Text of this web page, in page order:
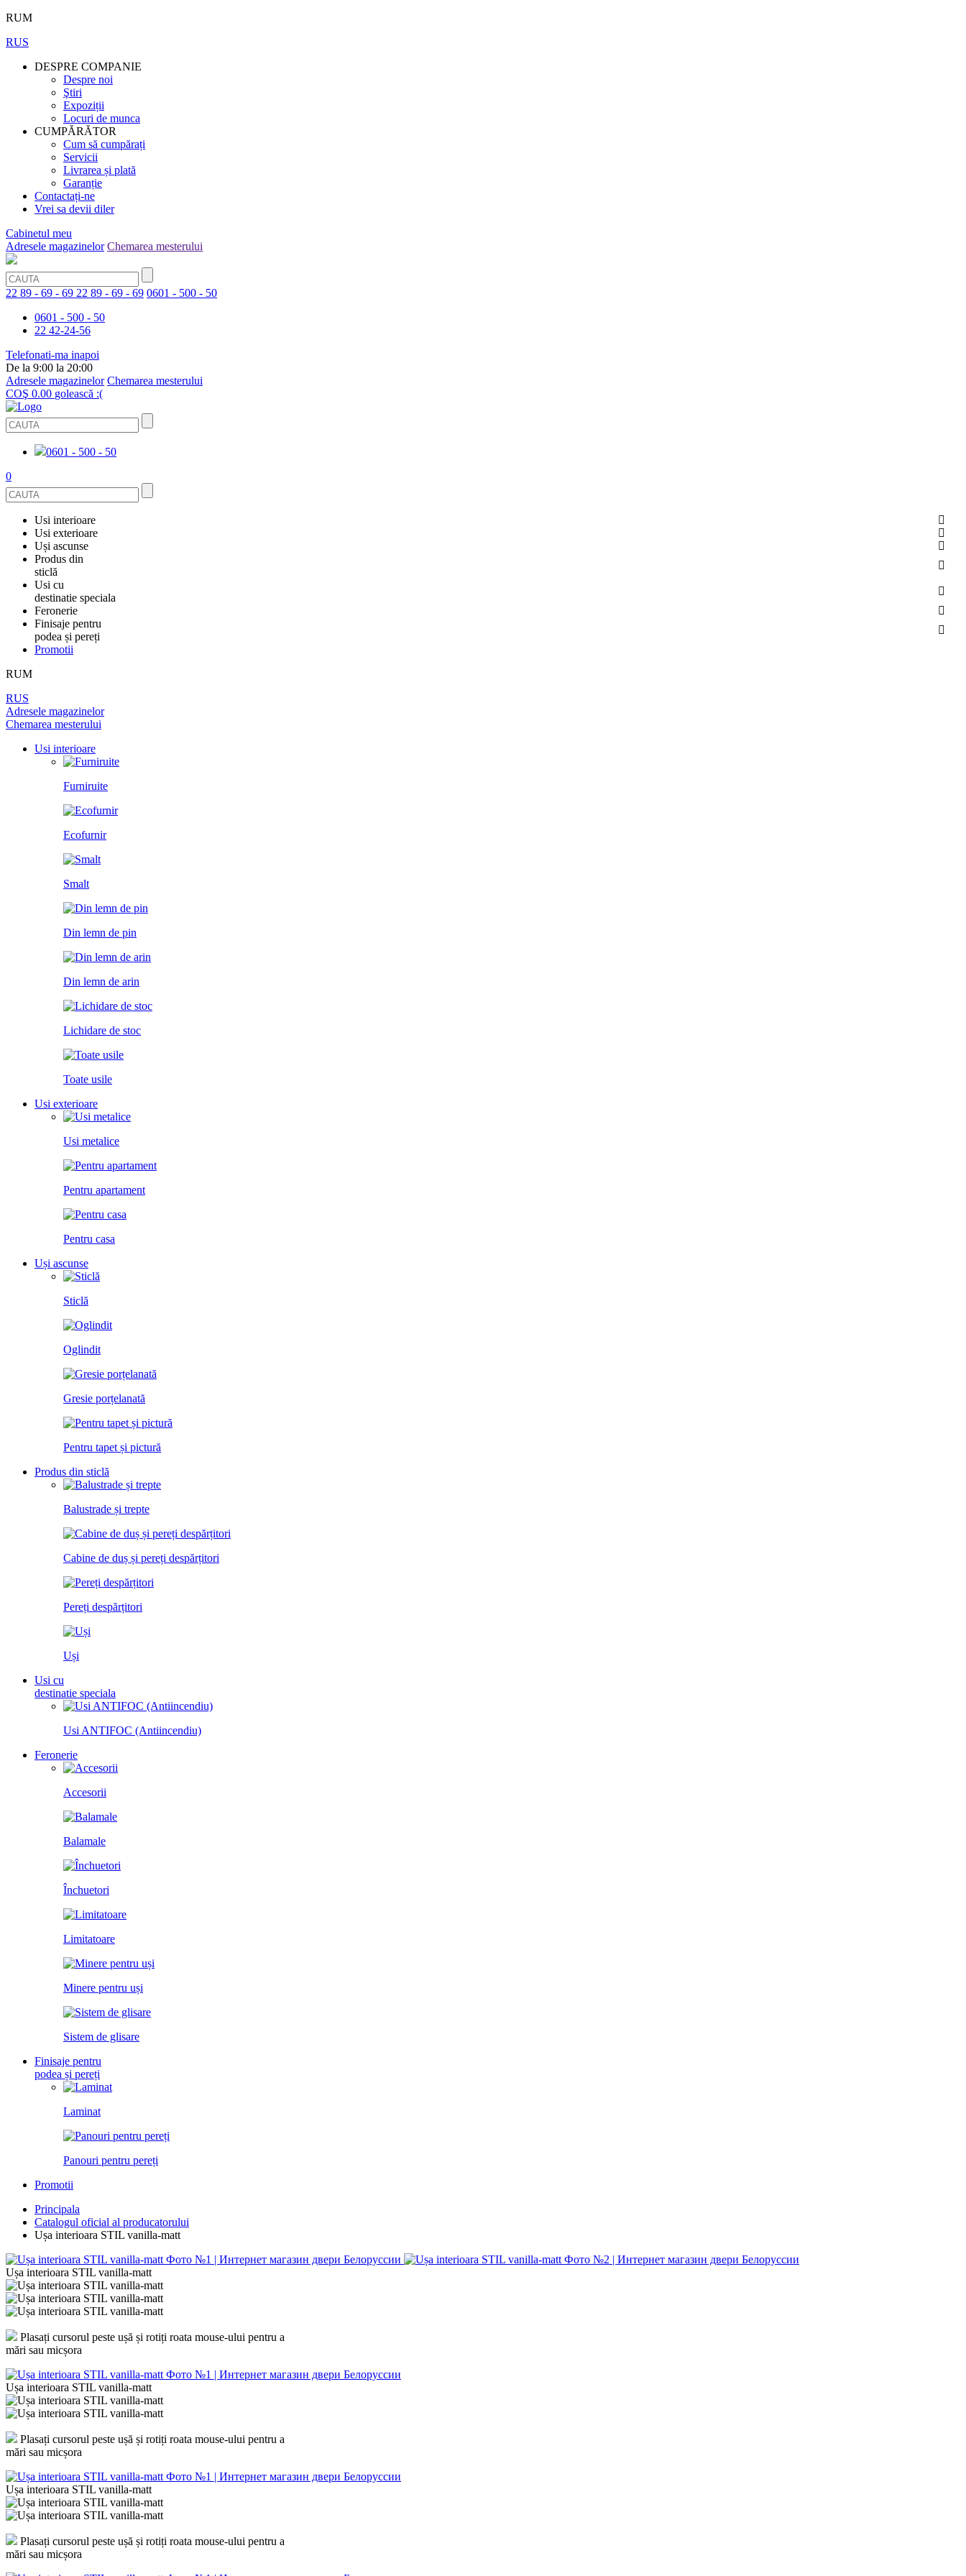
RUM
RUS
DESPRE COMPANIE
Despre noi
Ştiri
Expoziții
Locuri de munca
CUMPĂRĂTOR
Cum să cumpărați
Servicii
Livrarea și plată
Garanție
Contactați-ne
Vrei sa devii diler
Cabinetul meu
Adresele magazinelor Chemarea mesterului
22 89 - 69 - 69 22 89 - 69 - 69 0601 - 500 - 50
0601 - 500 - 50
22 42-24-56
Telefonati-ma inapoi
De la 9:00 la 20:00
Adresele magazinelor Chemarea mesterului
COŞ 0.00 golească :(
0601 - 500 - 50
0
Usi interioare
FURNIRUITE
SMALT
DIN LEMN DE PIN
LICHIDARE DE STOC
TOATE USILE
Usi exterioare
USI METALICE
PENTRU APARTAMENT
PENTRU CASA
Uși ascunse
OGLINDIT
GRESIE PORȚELANATĂ
Produs din
sticlă
BALUSTRADE ȘI TREPTE
CABINE DE DUȘ ȘI PEREȚI DESPĂRȚITORI
Usi cu
destinatie speciala
USI ANTIFOC (ANTIINCENDIU)
Feronerie
ACCESORII
MINERE PENTRU UȘI
SISTEM DE GLISARE
Finisaje pentru
podea și pereți
Promotii
RUM
RUS
Adresele magazinelor
Chemarea mesterului
Usi interioare
Furniruite
Ecofurnir
Smalt
Din lemn de pin
Din lemn de arin
Lichidare de stoc
Toate usile
Usi exterioare
Usi metalice
Pentru apartament
Pentru casa
Uși ascunse
Sticlă
Oglindit
Gresie porțelanată
Pentru tapet și pictură
Produs din sticlă
Balustrade și trepte
Cabine de duș și pereți despărțitori
Pereți despărțitori
Uși
Usi cu
destinatie speciala
Usi ANTIFOC (Antiincendiu)
Feronerie
Accesorii
Balamale
Închuetori
Limitatoare
Minere pentru uși
Sistem de glisare
Finisaje pentru
podea și pereți
Laminat
Panouri pentru pereți
Promotii
Principala
Catalogul oficial al producatorului
Ușa interioara STIL vanilla-matt
Ușa interioara STIL vanilla-matt
Plasați cursorul peste ușă și rotiți roata mouse-ului pentru a
mări sau micșora
Ușa interioara STIL vanilla-matt
Plasați cursorul peste ușă și rotiți roata mouse-ului pentru a
mări sau micșora
Ușa interioara STIL vanilla-matt
Plasați cursorul peste ușă și rotiți roata mouse-ului pentru a
mări sau micșora